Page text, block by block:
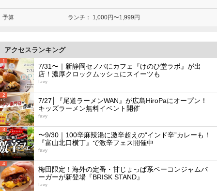
予算 ランチ： 1,000円〜1,999円
アクセスランキング
1
7/31〜｜新静岡セノバにカフェ『けのひ堂ラボ』が出
店！濃厚クロックムッシュにスイーツも
favy
2
7/27│『尾道ラーメンWAN』が広島HiroPaにオープン！
キッズラーメン無料イベント開催
favy
3
〜9/30｜100辛麻辣湯に激辛超えの“インド辛”カレーも！
『富山北口横丁』で激辛フェス開催中
favy
4
梅田限定！海外の定番・甘じょっぱ系ベーコンジャムバ
ーガーが新登場『BRISK STAND』
favy